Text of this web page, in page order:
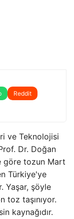
Reddit
ve Teknolojisi
Dr. Doğan
göre tozun Mart
Türkiye'ye
Yaşar, şöyle
toz taşınıyor.
kaynağıdır.